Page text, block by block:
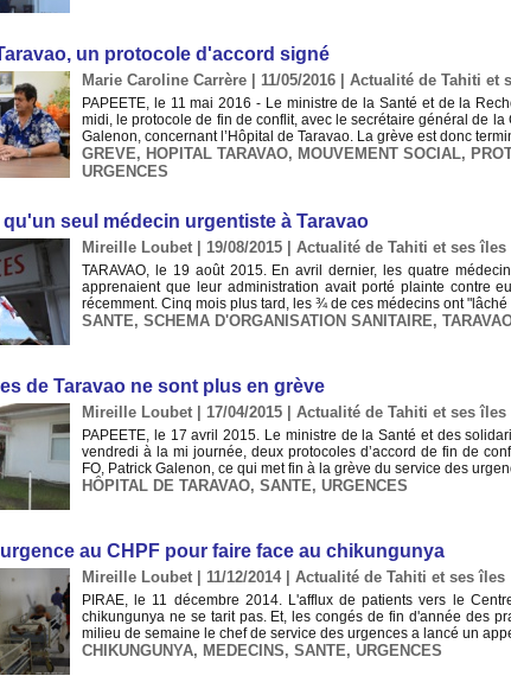
un protocole d'accord signé
Marie Caroline Carrère | 11/05/2016 Actualité de Tahiti et
PAPEETE, le 11 mai 2016 - Le ministre de la Santé et de la
midi, le protocole de fin de conflit, avec le secrétaire général de
Galenon, concernant l’Hôpital de Taravao. La grève est donc
GREVE, HOPITAL TARAVAO, MOUVEMENT SOCIAL,
URGENCES
qu'un seul médecin urgentiste à Taravao
Mireille Loubet | 19/08/2015 Actualité de Tahiti et ses îles
TARAVAO, le 19 août 2015. En avril dernier, les quatre
apprenaient que leur administration avait porté plainte contre
récemment. Cinq mois plus tard, les ¾ de ces médecins ont "lâché
SANTE, SCHEMA D'ORGANISATION SANITAIRE,
de Taravao ne sont plus en grève
Mireille Loubet | 17/04/2015 Actualité de Tahiti et ses îles
PAPEETE, le 17 avril 2015. Le ministre de la Santé et des
vendredi à la mi journée, deux protocoles d’accord de fin de
FO, Patrick Galenon, ce qui met fin à la grève du service des
HÔPITAL DE TARAVAO, SANTE, URGENCES
au CHPF pour faire face au chikungunya
Mireille Loubet | 11/12/2014| Actualité de Tahiti et ses îles
PIRAE, le 11 décembre 2014. L'afflux de patients vers le
chikungunya ne se tarit pas. Et, les congés de fin d'année des
milieu de semaine le chef de service des urgences a lancé un
CHIKUNGUNYA, MEDECINS, SANTE, URGENCES